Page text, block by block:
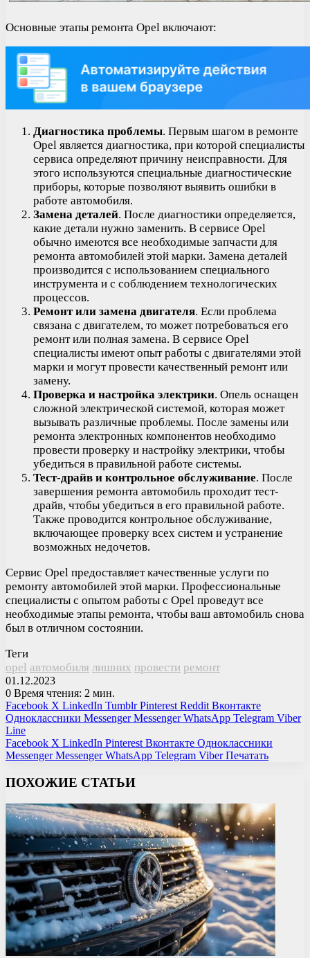
Основные этапы ремонта Opel включают:
Диагностика проблемы. Первым шагом в ремонте
Opel является диагностика, при которой специалисты
сервиса определяют причину неисправности. Для
этого используются специальные диагностические
приборы, которые позволяют выявить ошибки в
работе автомобиля.
Замена деталей. После диагностики определяется,
какие детали нужно заменить. В сервисе Opel
обычно имеются все необходимые запчасти для
ремонта автомобилей этой марки. Замена деталей
производится с использованием специального
инструмента и с соблюдением технологических
процессов.
Ремонт или замена двигателя. Если проблема
связана с двигателем, то может потребоваться его
ремонт или полная замена. В сервисе Opel
специалисты имеют опыт работы с двигателями этой
марки и могут провести качественный ремонт или
замену.
Проверка и настройка электрики. Опель оснащен
сложной электрической системой, которая может
вызывать различные проблемы. После замены или
ремонта электронных компонентов необходимо
провести проверку и настройку электрики, чтобы
убедиться в правильной работе системы.
Тест-драйв и контрольное обслуживание. После
завершения ремонта автомобиль проходит тест-
драйв, чтобы убедиться в его правильной работе.
Также проводится контрольное обслуживание,
включающее проверку всех систем и устранение
возможных недочетов.
Сервис Opel предоставляет качественные услуги по
ремонту автомобилей этой марки. Профессиональные
специалисты с опытом работы с Opel проведут все
необходимые этапы ремонта, чтобы ваш автомобиль снова
был в отличном состоянии.
Теги
opel автомобиля лишних провести ремонт
01.12.2023
0 Время чтения: 2 мин.
Facebook X LinkedIn Tumblr Pinterest Reddit Вконтакте
Одноклассники Messenger Messenger WhatsApp Telegram Viber
Line
Facebook X LinkedIn Pinterest Вконтакте Одноклассники
Messenger Messenger WhatsApp Telegram Viber Печатать
ПОХОЖИЕ СТАТЬИ